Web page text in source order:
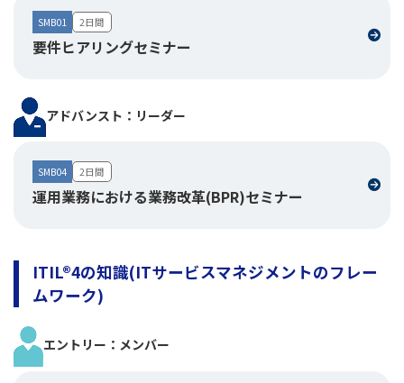
SMB01
要件ヒアリングセミナー
2日間
アドバンスト：リーダー
SMB04
運用業務における業務改革(BPR)セミナー
2日間
ITIL®4の知識(ITサービスマネジメントのフレー
ムワーク)
エントリー：メンバー